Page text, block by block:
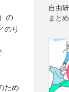
の
のり
ため
自由
まと